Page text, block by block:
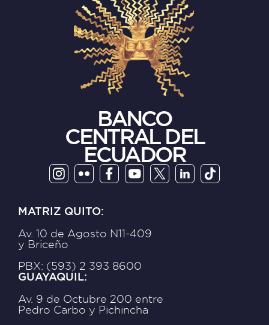
BANCO
CENTRAL DEL
ECUADOR
MATRIZ QUITO:
Av. 10 de Agosto N11-409
y Briceño
PBX: (593) 2 393 8600
GUAYAQUIL:
Av. 9 de Octubre 200 entre
Pedro Carbo y Pichincha